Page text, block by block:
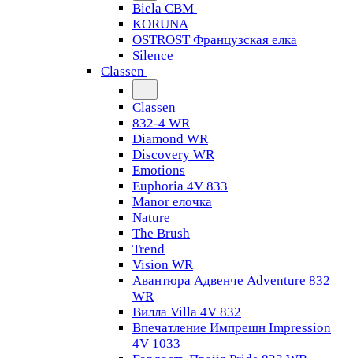
Biela CBM
KORUNA
OSTROST Французская елка
Silence
Classen
Classen
832-4 WR
Diamond WR
Discovery WR
Emotions
Euphoria 4V 833
Manor елочка
Nature
The Brush
Trend
Vision WR
Авантюра Адвенче Adventure 832
WR
Вилла Villa 4V 832
Впечатление Импрешн Impression
4V 1033